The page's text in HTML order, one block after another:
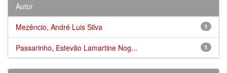
Autor
1
Mezêncio, André Luis Silva
1
Passarinho, Estevão Lamartine Nog...